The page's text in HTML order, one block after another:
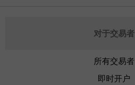
对于交易者
所有交易者
即时开户